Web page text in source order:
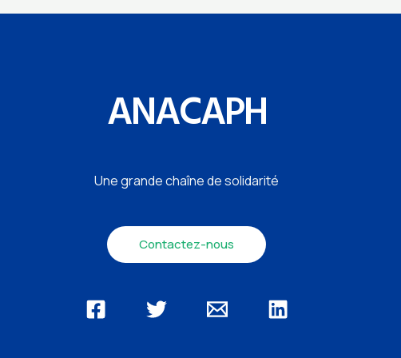
ANACAPH
Une grande chaîne de solidarité
Contactez-nous